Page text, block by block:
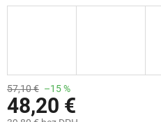
57,10 € –15 %
48,20 €